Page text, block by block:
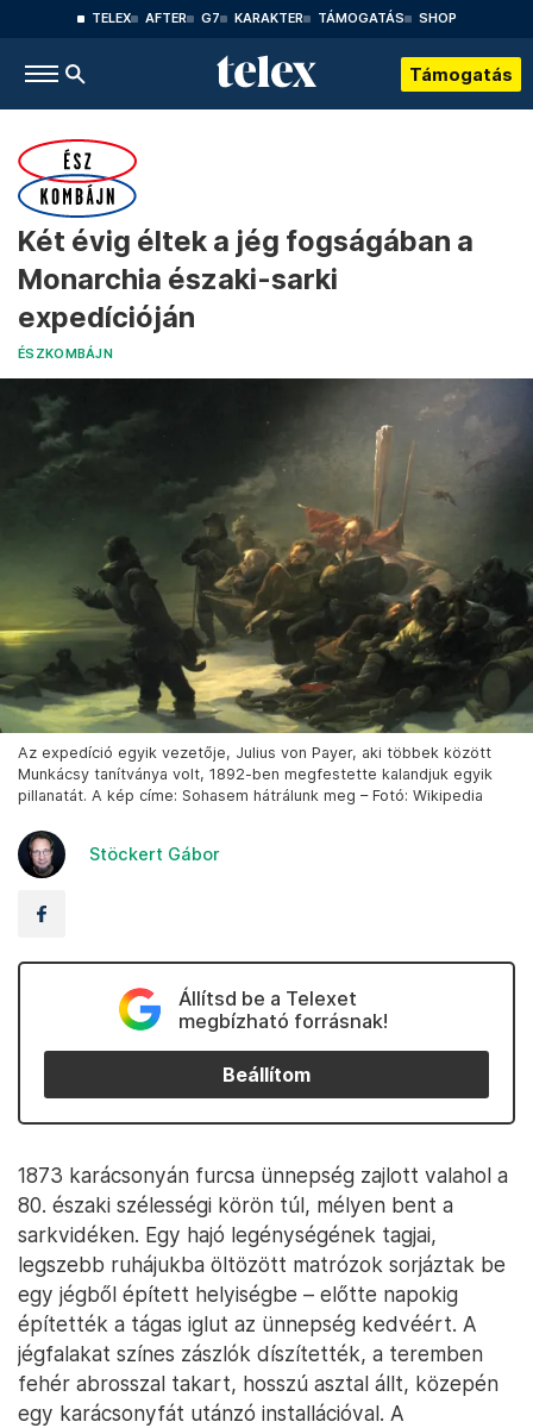
TELEX AFTER G7 KARAKTER TÁMOGATÁS SHOP
Támogatás
Két évig éltek a jég fogságában a
Monarchia északi-sarki
expedícióján
ÉSZKOMBÁJN
Az expedíció egyik vezetője, Julius von Payer, aki többek között
Munkácsy tanítványa volt, 1892-ben megfestette kalandjuk egyik
pillanatát. A kép címe: Sohasem hátrálunk meg – Fotó: Wikipedia
Stöckert Gábor
Állítsd be a Telexet
megbízható forrásnak!
Beállítom
1873 karácsonyán furcsa ünnepség zajlott valahol a
80. északi szélességi körön túl, mélyen bent a
sarkvidéken. Egy hajó legénységének tagjai,
legszebb ruhájukba öltözött matrózok sorjáztak be
egy jégből épített helyiségbe – előtte napokig
építették a tágas iglut az ünnepség kedvéért. A
jégfalakat színes zászlók díszítették, a teremben
fehér abrosszal takart, hosszú asztal állt, közepén
egy karácsonyfát utánzó installációval. A